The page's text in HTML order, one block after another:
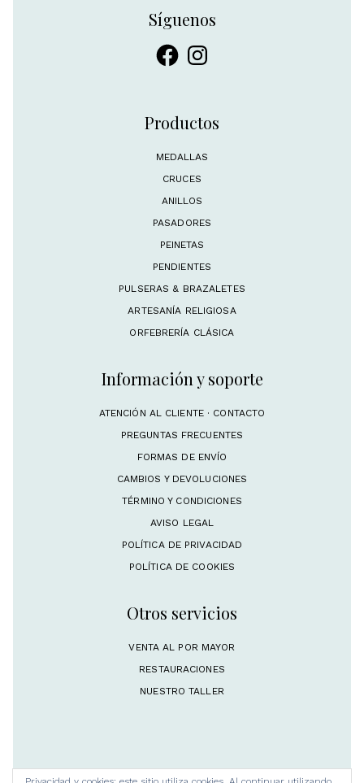
Síguenos
FacebookInstagram
Productos
MEDALLAS
CRUCES
ANILLOS
PASADORES
PEINETAS
PENDIENTES
PULSERAS & BRAZALETES
ARTESANÍA RELIGIOSA
ORFEBRERÍA CLÁSICA
Información y soporte
ATENCIÓN AL CLIENTE · CONTACTO
PREGUNTAS FRECUENTES
FORMAS DE ENVÍO
CAMBIOS Y DEVOLUCIONES
TÉRMINO Y CONDICIONES
AVISO LEGAL
POLÍTICA DE PRIVACIDAD
POLÍTICA DE COOKIES
Otros servicios
VENTA AL POR MAYOR
RESTAURACIONES
NUESTRO TALLER